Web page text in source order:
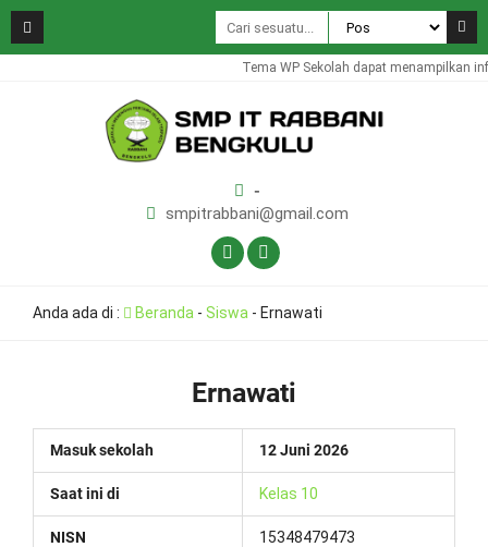
Tema WP Sekolah dapat menampilkan
-
smpitrabbani@gmail.com
Anda ada di : Beranda - Siswa - Ernawati
Ernawati
Masuk sekolah 12 Juni 2026
Saat ini di Kelas 10
NISN 15348479473